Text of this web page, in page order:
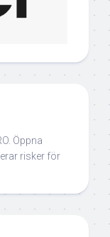
Öppna
risker för